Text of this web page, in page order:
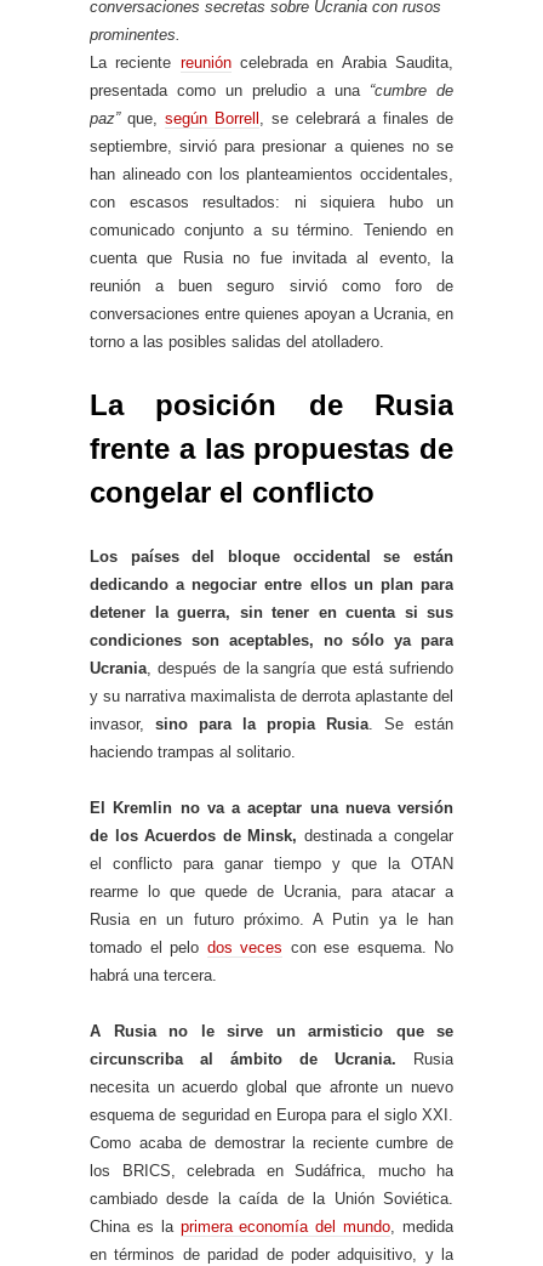
conversaciones secretas sobre Ucrania con rusos
prominentes.
La reciente reunióncelebrada en Arabia Saudita,
presentada como un preludio a una “cumbre de
paz”que, según Borrell , se celebrará a finales de
septiembre, sirvió para presionar a quienes no se
han alineado con los planteamientos occidentales,
con escasos resultados: ni siquiera hubo un
comunicado conjunto a su término. Teniendo en
cuenta que Rusia no fue invitada al evento, la
reunión a buen seguro sirvió como foro de
conversaciones entre quienes apoyan a Ucrania, en
torno a las posibles salidas del atolladero.
La posición de Rusia
frente a las propuestas de
congelar el conflicto
Los países del bloque occidental se están
dedicando a negociar entre ellos un plan para
detener la guerra, sin tener en cuenta si sus
condiciones son aceptables, no sólo ya para
Ucrania, después de la sangría que está sufriendo
y su narrativa maximalista de derrota aplastante del
invasor, sino para la propia Rusia. Se están
haciendo trampas al solitario.
El Kremlin no va a aceptar una nueva versión
de los Acuerdos de Minsk, destinada a congelar
el conflicto para ganar tiempo y que la OTAN
rearme lo que quede de Ucrania, para atacar a
Rusia en un futuro próximo. A Putin ya le han
tomado el pelo dos veces con ese esquema. No
habrá una tercera.
A Rusia no le sirve un armisticio que se
circunscriba al ámbito de Ucrania. Rusia
necesita un acuerdo global que afronte un nuevo
esquema de seguridad en Europa para el siglo XXI.
Como acaba de demostrar la reciente cumbre de
los BRICS, celebrada en Sudáfrica, mucho ha
cambiado desde la caída de la Unión Soviética.
China es la primera economía del mundo, medida
en términos de paridad de poder adquisitivo, y la